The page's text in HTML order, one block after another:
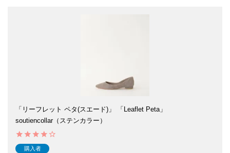
「リーフレット ペタ(スエード)」 「Leaflet Peta」
soutiencollar（ステンカラー）
購入者